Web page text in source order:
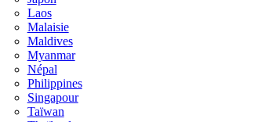
Laos
Malaisie
Maldives
Myanmar
Népal
Philippines
Singapour
Taïwan